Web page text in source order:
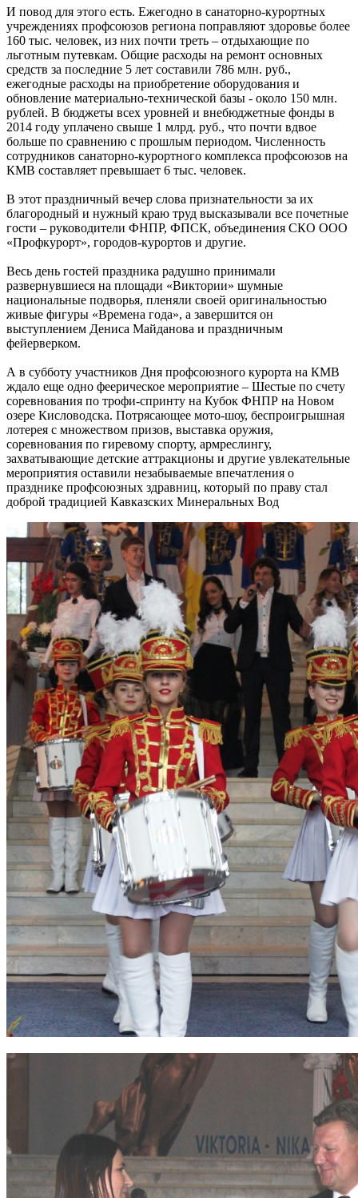
И повод для этого есть. Ежегодно в санаторно-курортных
учреждениях профсоюзов региона поправляют здоровье более
160 тыс. человек, из них почти треть – отдыхающие по
льготным путевкам. Общие расходы на ремонт основных
средств за последние 5 лет составили 786 млн. руб.,
ежегодные расходы на приобретение оборудования и
обновление материально-технической базы - около 150 млн.
рублей. В бюджеты всех уровней и внебюджетные фонды в
2014 году уплачено свыше 1 млрд. руб., что почти вдвое
больше по сравнению с прошлым периодом. Численность
сотрудников санаторно-курортного комплекса профсоюзов на
КМВ составляет превышает 6 тыс. человек.
В этот праздничный вечер слова признательности за их
благородный и нужный краю труд высказывали все почетные
гости – руководители ФНПР, ФПСК, объединения СКО ООО
«Профкурорт», городов-курортов и другие.
Весь день гостей праздника радушно принимали
развернувшиеся на площади «Виктории» шумные
национальные подворья, пленяли своей оригинальностью
живые фигуры «Времена года», а завершится он
выступлением Дениса Майданова и праздничным
фейерверком.
А в субботу участников Дня профсоюзного курорта на КМВ
ждало еще одно феерическое мероприятие – Шестые по счету
соревнования по трофи-спринту на Кубок ФНПР на Новом
озере Кисловодска. Потрясающее мото-шоу, беспроигрышная
лотерея с множеством призов, выставка оружия,
соревнования по гиревому спорту, армреслингу,
захватывающие детские аттракционы и другие увлекательные
мероприятия оставили незабываемые впечатления о
празднике профсоюзных здравниц, который по праву стал
доброй традицией Кавказских Минеральных Вод